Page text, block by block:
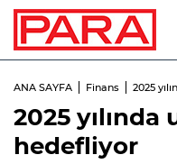
ANA SAYFA Finans 2025
2025 yılında
hedefliyor